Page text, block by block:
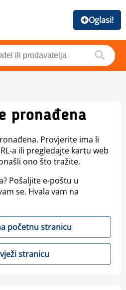
Oglasi!
pronađena
Provjerite ima li
a ili pregledajte kartu web
ono što tražite.
Pošaljite e-poštu u
se. Hvala vam na
početnu stranicu
stranicu